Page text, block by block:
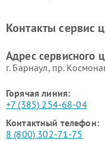
пылесосов Midea
Контакты сервис
Адрес сервисного
г. Барнаул, ​пр.
Горячая линия:
+7 (385) 254-68-04
Контактный телефон:
8 (800) 302-71-75